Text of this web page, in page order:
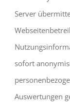
Server
sofort
Auswertungen